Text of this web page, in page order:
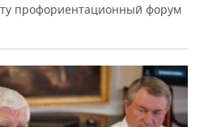
профориентационный форум